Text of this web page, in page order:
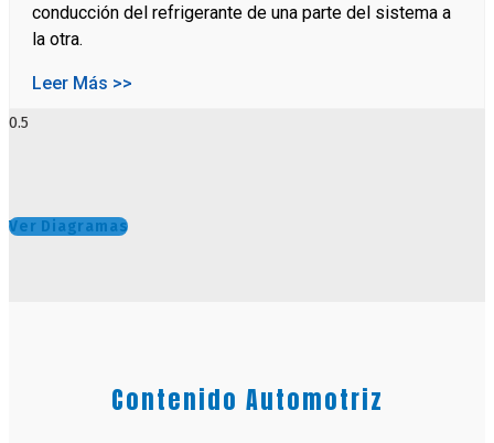
conducción del refrigerante de una parte del sistema a
la otra.
Leer Más >>
Ver Diagramas
Contenido Automotriz